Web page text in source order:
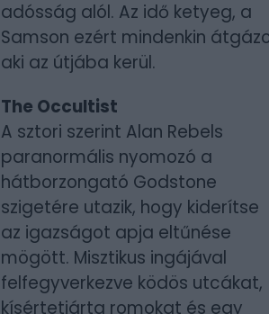
adósság alól. Az idő ketyeg, a
Samson ezért mindenkin
aki az útjába kerül.
The Occultist
A sztori szerint Alan Rebels
paranormális nyomozó a
hátborzongató Godstone
szigetére utazik, hogy kiderítse
az igazságot apja eltűnése
mögött. Misztikus ingájával
felfegyverkezve ködös utcákat,
kísértetjárta romokat és egy